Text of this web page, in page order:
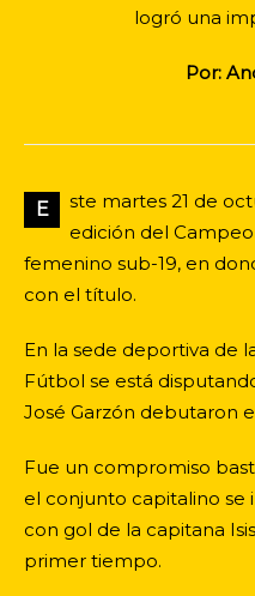
logró una
Por:
E
ste martes 21 de
edición del
femenino sub-19, en
con el título.
En la sede deportiva de
Fútbol se está
José Garzón debutaron
Fue un compromiso
el conjunto capitalino se
con gol de la capitana
primer tiempo.